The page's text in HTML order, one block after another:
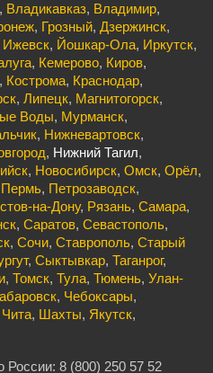
, Владикавказ, Владимир,
, Грозный, Дзержинск,
Ижевск, Йошкар-Ола, Иркутск,
, Кемерово, Киров,
, Кострома, Краснодар,
, Липецк, Магнитогорск,
Воды, Мурманск,
, Нижневартовск,
, Нижний Тагил,
, Новосибирск, Омск, Орёл,
Пермь, Петрозаводск,
на-Дону, Рязань, Самара,
, Саратов, Севастополь,
, Сочи, Ставрополь, Старый
, Сыктывкар, Таганрог,
, Томск, Тула, Тюмень, Улан-
, Чебоксары,
Чита, Шахты, Якутск,
8 (800) 250 57 52